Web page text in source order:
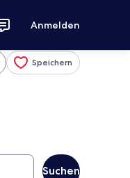
Anmelden
Speichern
Suchen